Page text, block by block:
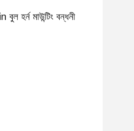
হর্ন মাউন্টিং বন্ধনী